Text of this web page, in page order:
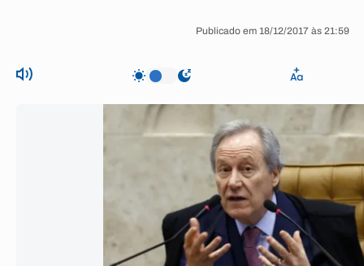
Publicado em 18/12/2017 às 21:59